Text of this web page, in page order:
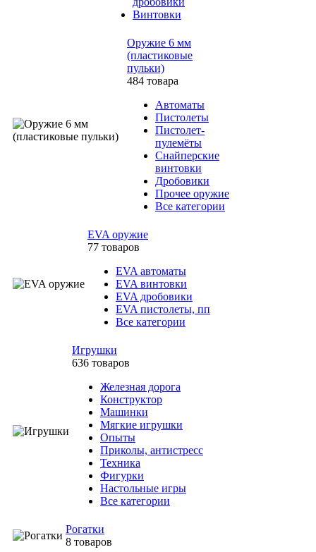
Винтовки
Оружие 6 мм
(пластиковые
пульки)
484 товара
Автоматы
Пистолеты
Пистолет-
пулемёты
Снайперские
винтовки
Дробовики
Прочее оружие
Все категории
EVA оружие
77 товаров
EVA автоматы
EVA винтовки
EVA дробовики
EVA пистолеты, пп
Все категории
Игрушки
636 товаров
Железная дорога
Конструктор
Машинки
Мягкие игрушки
Опыты
Приколы, антистресс
Техника
Фигурки
Настольные игры
Все категории
Рогатки
8 товаров